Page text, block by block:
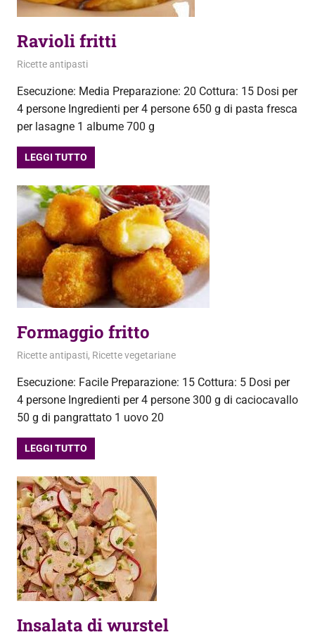
Ravioli fritti
16 Marzo 2013
admin
Ricette antipasti
Esecuzione: Media Preparazione: 20 Cottura: 15 Dosi per
4 persone Ingredienti per 4 persone 650 g di pasta fresca
per lasagne 1 albume 700 g
LEGGI TUTTO
Formaggio fritto
12 Marzo 2013
admin
Ricette antipasti, Ricette vegetariane
Esecuzione: Facile Preparazione: 15 Cottura: 5 Dosi per
4 persone Ingredienti per 4 persone 300 g di caciocavallo
50 g di pangrattato 1 uovo 20
LEGGI TUTTO
Insalata di wurstel